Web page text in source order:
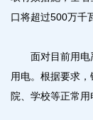
口将超过500万千
面对目前用电严
用电。根据要求
院、学校等正常